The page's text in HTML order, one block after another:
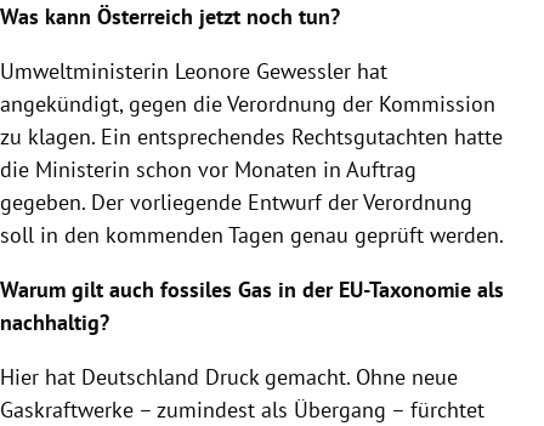
Was kann Österreich jetzt noch tun?
Umweltministerin Leonore Gewessler hat
angekündigt, gegen die Verordnung der Kommission
zu klagen. Ein entsprechendes Rechtsgutachten hatte
die Ministerin schon vor Monaten in Auftrag
gegeben. Der vorliegende Entwurf der Verordnung
soll in den kommenden Tagen genau geprüft werden.
Warum gilt auch fossiles Gas in der EU-Taxonomie als
nachhaltig?
Hier hat Deutschland Druck gemacht. Ohne neue
Gaskraftwerke – zumindest als Übergang – fürchtet